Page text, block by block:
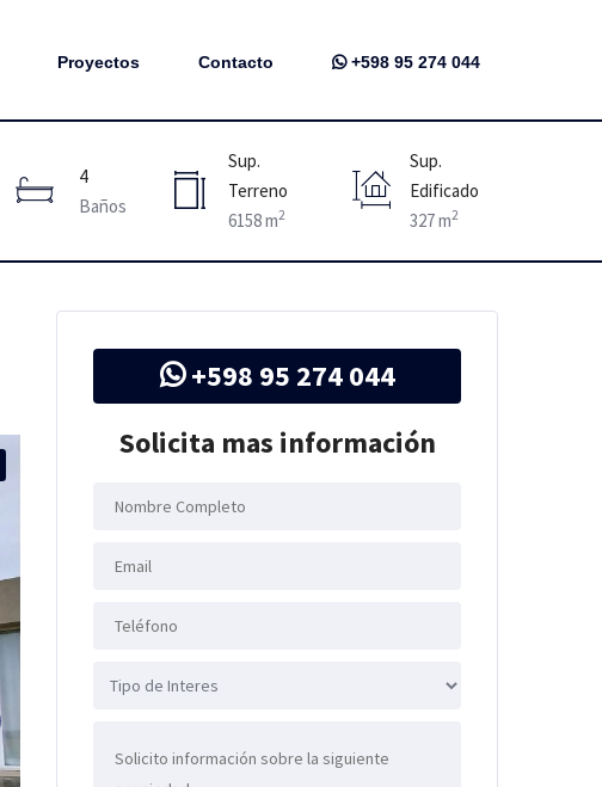
Proyectos Contacto +598 95 274 044
4
Baños
Sup.
Terreno
6158 m2
Sup.
Edificado
327 m2
+598 95 274 044
Solicita mas información